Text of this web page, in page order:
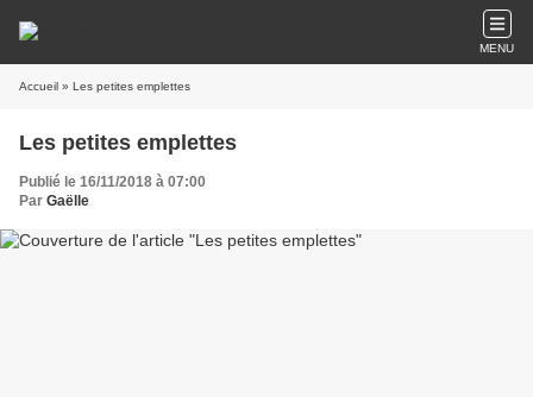
MENU
Accueil » Les petites emplettes
Les petites emplettes
Publié le 16/11/2018 à 07:00
Par Gaëlle